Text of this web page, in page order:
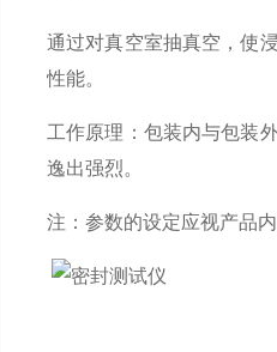
通过对真空室抽真空，使
性能。
工作原理：包装内与包
逸出强烈。
注：参数的设定应视产品